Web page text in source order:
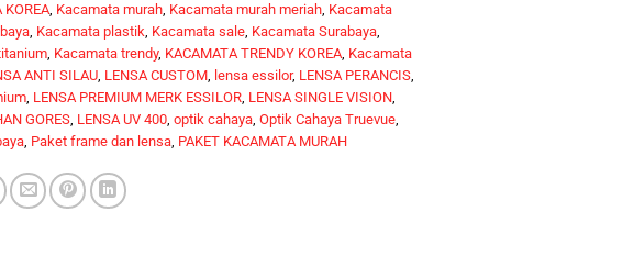
KOREA, Kacamata murah, Kacamata murah meriah, Kacamata
, Kacamata plastik, Kacamata sale, Kacamata Surabaya,
, Kacamata trendy, KACAMATA TRENDY KOREA, Kacamata
ANTI SILAU, LENSA CUSTOM, lensa essilor, LENSA PERANCIS,
, LENSA PREMIUM MERK ESSILOR, LENSA SINGLE VISION,
GORES, LENSA UV 400, optik cahaya, Optik Cahaya Truevue,
, Paket frame dan lensa, PAKET KACAMATA MURAH